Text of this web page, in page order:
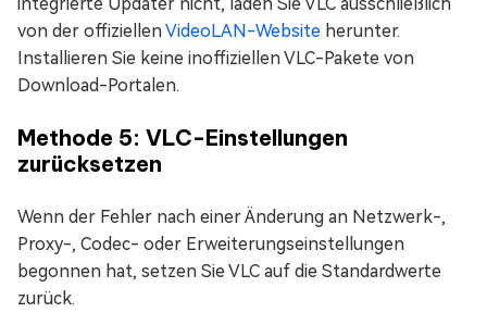
integrierte Updater nicht, laden Sie VLC ausschließlich
von der offiziellenVideoLAN-Website herunter.
Installieren Sie keine inoffiziellen VLC-Pakete von
Download-Portalen.
Methode 5: VLC-Einstellungen
zurücksetzen
Wenn der Fehler nach einer Änderung an Netzwerk-,
Proxy-, Codec- oder Erweiterungseinstellungen
begonnen hat, setzen Sie VLC auf die Standardwerte
zurück.